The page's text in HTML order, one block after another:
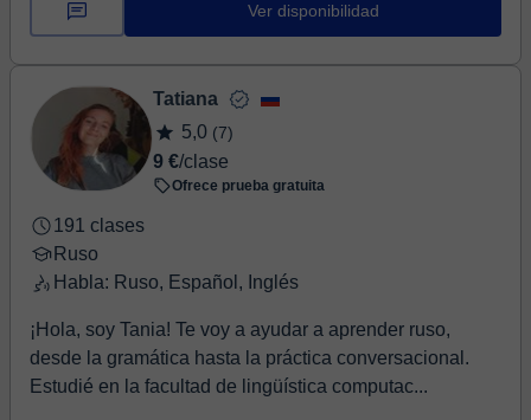
Ver disponibilidad
Tatiana
5,0 (7)
9 €/clase
Ofrece prueba gratuita
191 clases
Ruso
Habla: Ruso, Español, Inglés
¡Hola, soy Tania! Te voy a ayudar a aprender ruso,
desde la gramática hasta la práctica conversacional.
Estudié en la facultad de lingüística computac...